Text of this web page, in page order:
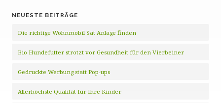
NEUESTE BEITRÄGE
Die richtige Wohnmobil Sat Anlage finden
Bio Hundefutter strotzt vor Gesundheit für den Vierbeiner
Gedruckte Werbung statt Pop-ups
Allerhöchste Qualität für Ihre Kinder